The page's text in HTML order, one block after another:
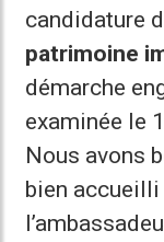
candidature
patrimoine
démarche
examinée le
Nous avons
bien